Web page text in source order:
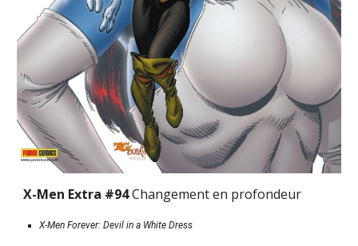
X-Men Extra #94 Changement en profondeur
X-Men Forever: Devil in a White Dress